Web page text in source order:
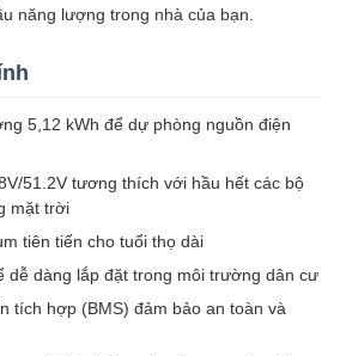
năng lượng trong nhà của bạn.
5,12 kWh để dự phòng nguồn điện
51.2V tương thích với hầu hết các bộ
mặt trời
tiên tiến cho tuổi thọ dài
dễ dàng lắp đặt trong môi trường dân cư
tích hợp (BMS) đảm bảo an toàn và